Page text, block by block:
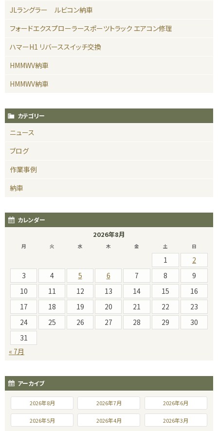
JLラングラー ルビコン納車
フォードエクスプローラースポーツトラック エアコン修理
ハマーH1 リバーススイッチ交換
HMMWV納車
HMMWV納車
カテゴリー
ニュース
ブログ
作業事例
納車
カレンダー
2026年8月
月 火 水 木 金 土 日
1
2
3
4 5 6 7 8
9
10
11 12 13 14 15
16
17
18 19 20 21 22
23
24
25 26 27 28 29
30
31
« 7月
アーカイブ
2026年8月 2026年7月 2026年6月
2026年5月 2026年4月 2026年3月